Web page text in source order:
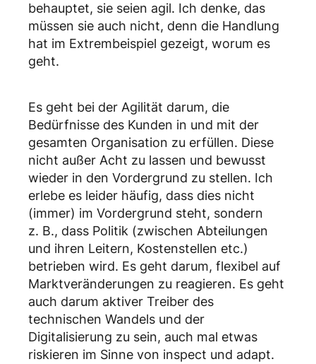
behauptet, sie seien agil. Ich denke, das
müssen sie auch nicht, denn die Handlung
hat im Extrembeispiel gezeigt, worum es
geht.
Es geht bei der Agilität darum, die
Bedürfnisse des Kunden in und mit der
gesamten Organisation zu erfüllen. Diese
nicht außer Acht zu lassen und bewusst
wieder in den Vordergrund zu stellen. Ich
erlebe es leider häufig, dass dies nicht
(immer) im Vordergrund steht, sondern
z. B., dass Politik (zwischen Abteilungen
und ihren Leitern, Kostenstellen etc.)
betrieben wird. Es geht darum, flexibel auf
Marktveränderungen zu reagieren. Es geht
auch darum aktiver Treiber des
technischen Wandels und der
Digitalisierung zu sein, auch mal etwas
riskieren im Sinne von inspect und adapt.